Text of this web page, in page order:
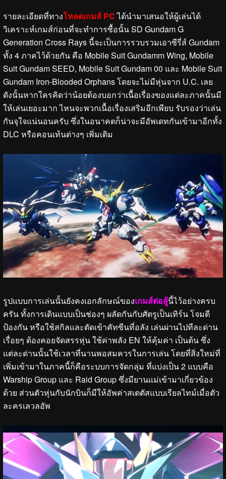
รายละเอียดที่ทางโหลดเกมส์ PCได้นำมาเสนอให้ผู้เล่นได้
วิเคราะห์เกมส์ก่อนที่จะทำการซื้อนั้น SD Gundam G
Generation Cross Rays นี้จะเป็นการรวบรวมเอาซีรี่ส์ Gundam
ทั้ง 4 ภาคไว้ด้วยกัน คือ Mobile Suit Gundamm Wing, Mobile
Suit Gundam SEED, Mobile Suit Gundam 00 และ Mobile Suit
Gundam Iron-Blooded Orphans โดยจะไม่มีหุ่นจาก U.C. เลย
ดังนั้นหากใครคิดว่าน้อยต้องบอกว่าเนื้อเรื่องของแต่ละภาคนั้นมี
ให้เล่นเยอะมาก ไหนจะพวกเนื้อเรื่องเสริมอีกเพียบ รับรองว่าเล่น
กันจุใจแน่นอนครับ ซึ่งในอนาคตก็น่าจะมีอัพเดทกันเข้ามาอีกทั้ง
DLC หรือคอนเท้นต่างๆ เพิ่มเติม
รูปแบบการเล่นนั้นยังคงเอกลักษณ์ของเกมส์ต่อสู้นี้ไว้อย่างครบ
ครัน ทั้งการเดินแบบเป็นช่องๆ ผลัดกันกับศัตรูเป็นเทิร์น โจมตี
ป้องกัน หรือใช้สกิลและตัดเข้าคัทซีนที่อลัง เล่นผ่านไปทีละด่าน
เรื่อยๆ ต้องคอยจัดสรรหุ่น ใช้ค่าพลัง EN ให้คุ้มค่า เป็นต้น ซึ่ง
แต่ละด่านนั้นใช้เวลาที่นานพอสมควรในการเล่น โดยที่สิ่งใหม่ที่
เพิ่มเข้ามาในภาคนี้ก็คือระบบการจัดกลุ่ม ที่แบ่งเป็น 2 แบบคือ
Warship Group และ Raid Group ซึ่งมียานแม่เข้ามาเกี่ยวข้อง
ด้วย ส่วนตัวหุ่นกับนักบินก็มีให้อัพค่าสเตตัสแบบเรียลไทม์เมื่อตัว
ละครเลวลอัพ